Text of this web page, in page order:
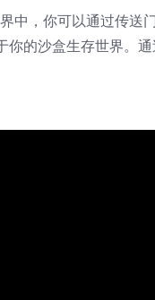
中，你可以通过传送
的沙盒生存世界。